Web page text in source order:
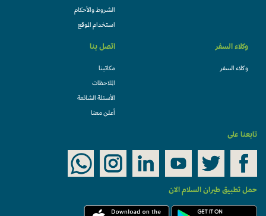
الشروط والأحكام
استخدام الموقع
وكلاء السفر
وكلاء السفر
اتصل بنا
مكاتبنا
الملاحظات
الأسئلة الشائعة
أعلن معنا
تابعنا على
حمل تطبيق طيران السلام الان